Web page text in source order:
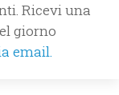
Ricevi una
giorno
email.